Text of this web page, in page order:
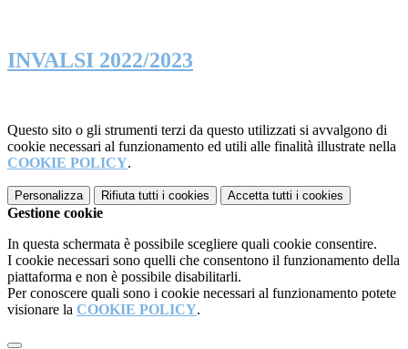
INVALSI 2022/2023
Questo sito o gli strumenti terzi da questo utilizzati si avvalgono di
cookie necessari al funzionamento ed utili alle finalità illustrate nella
COOKIE POLICY.
Personalizza Rifiuta tutti i cookies Accetta tutti i cookies
Gestione cookie
In questa schermata è possibile scegliere quali cookie consentire.
I cookie necessari sono quelli che consentono il funzionamento della
piattaforma e non è possibile disabilitarli.
Per conoscere quali sono i cookie necessari al funzionamento potete
visionare la COOKIE POLICY.